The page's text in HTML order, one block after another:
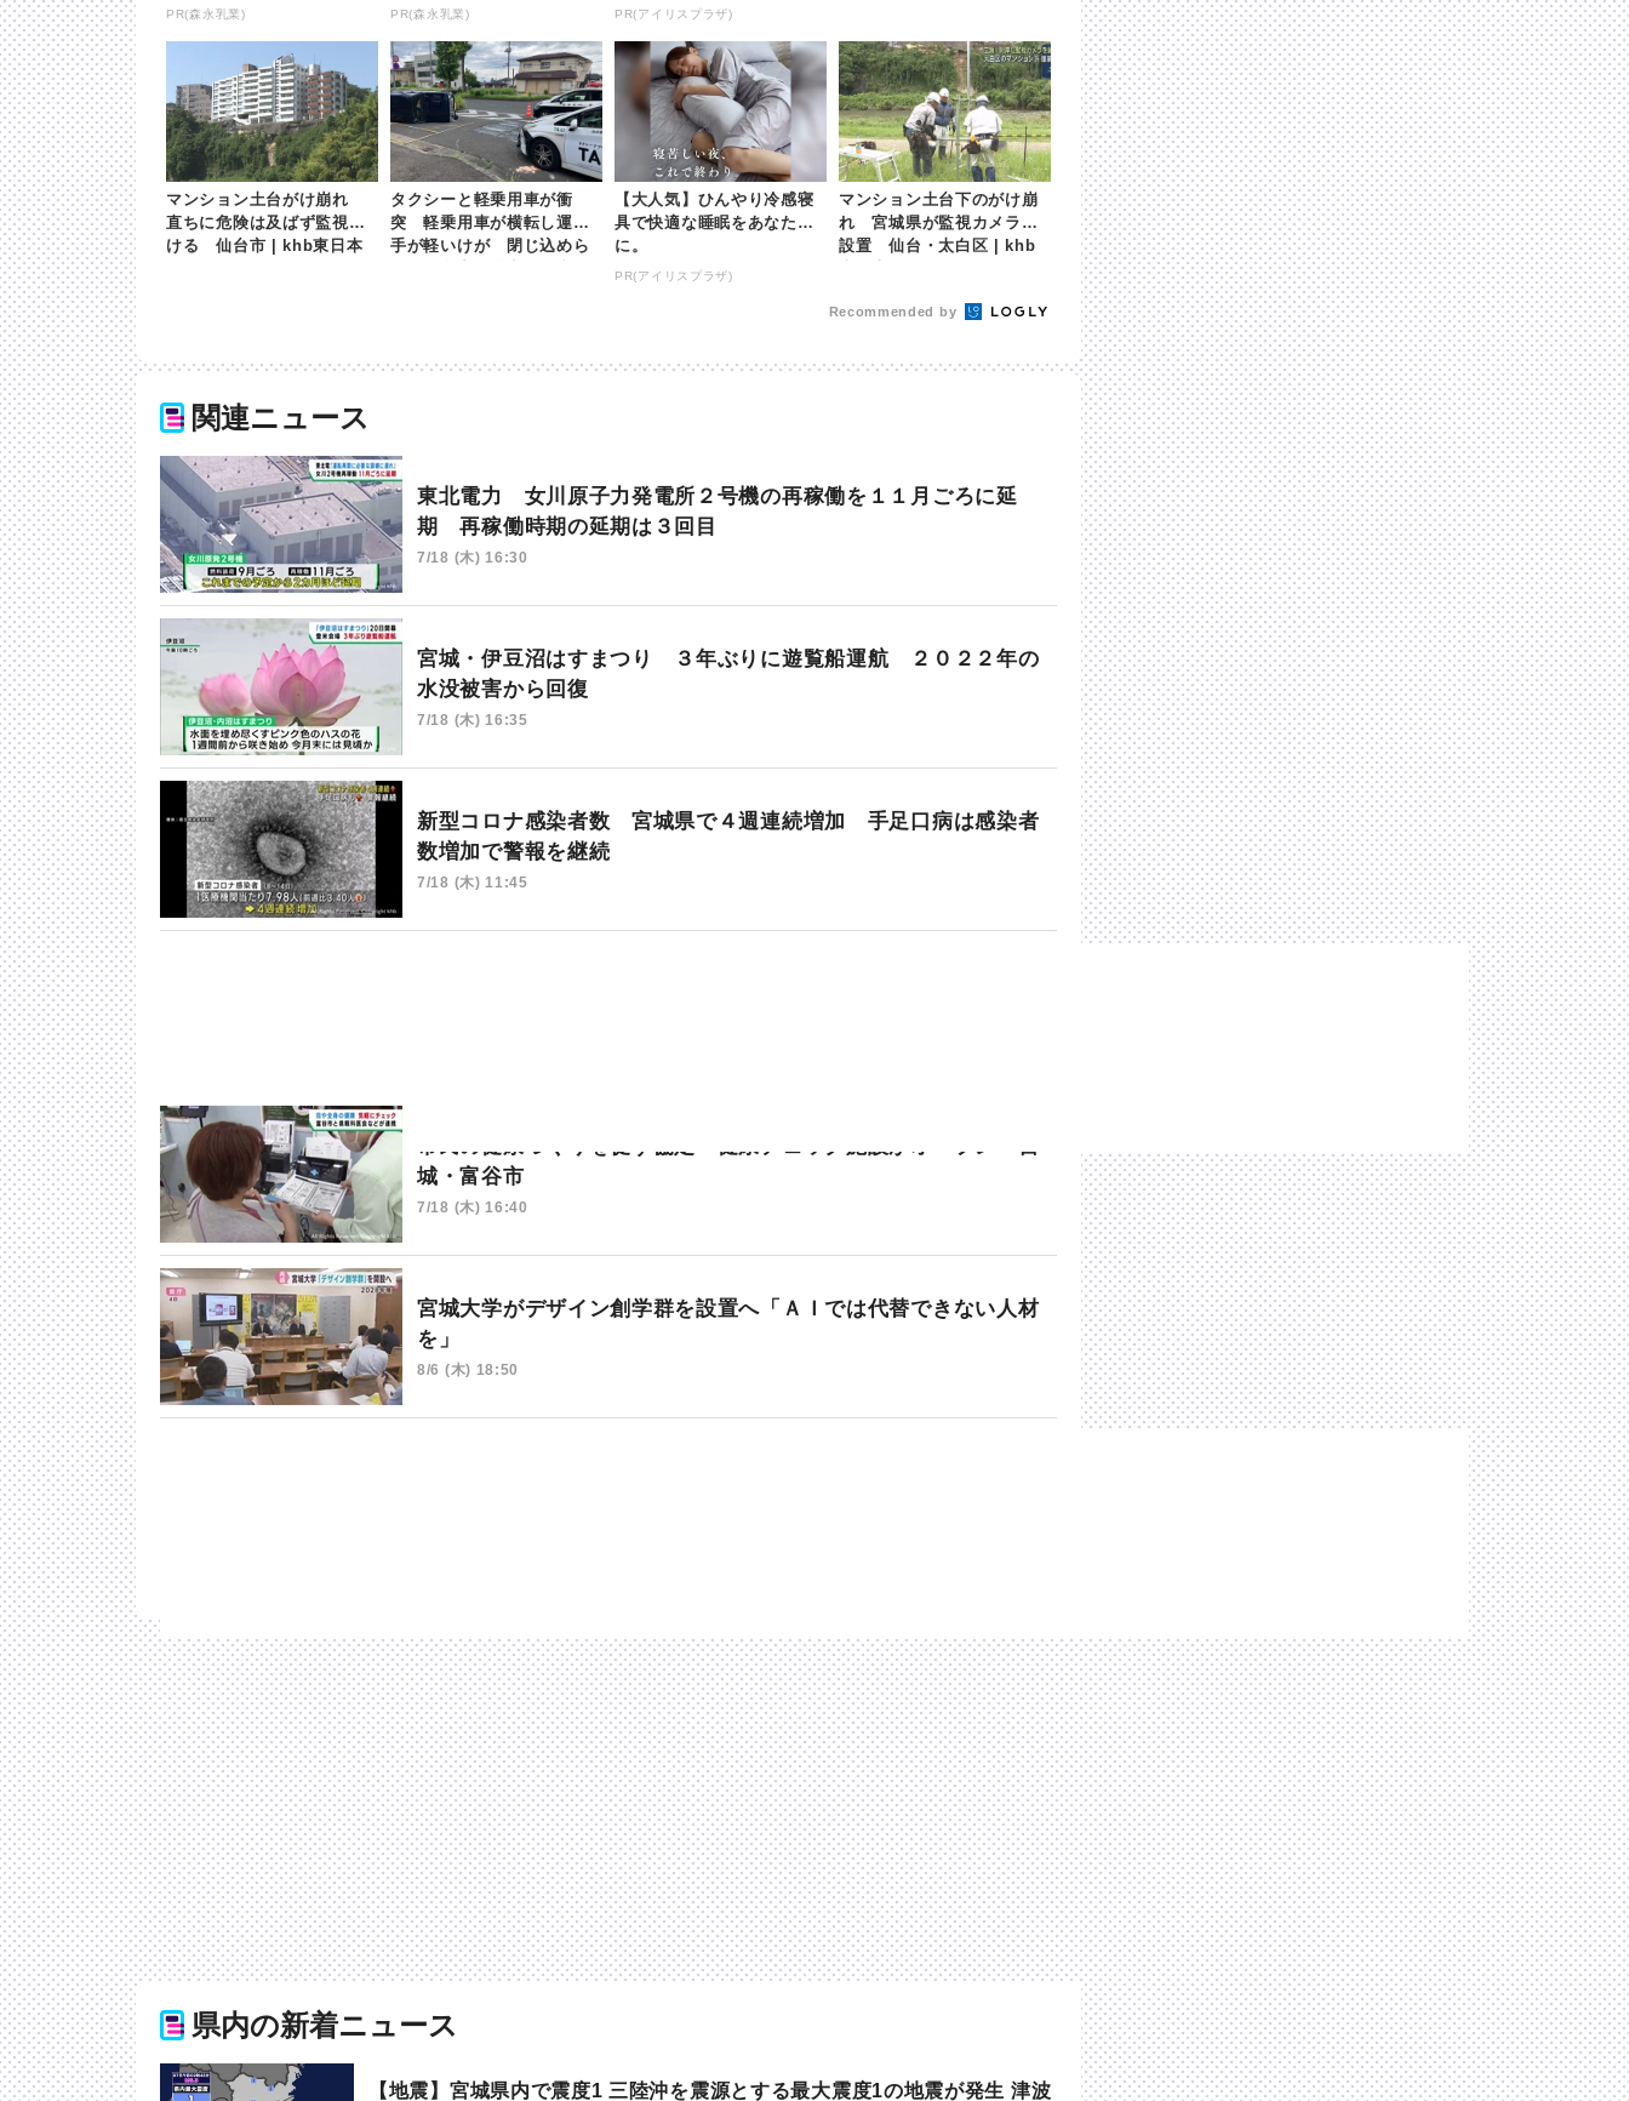
PR(森永乳業) PR(森永乳業) PR(アイリスプラザ)
マンション土台がけ崩れ
直ちに危険は及ばず監視続
ける 仙台市 | khb東日本
タクシーと軽乗用車が衝
突 軽乗用車が横転し運転
手が軽いけが 閉じ込めら
【大人気】ひんやり冷感寝
具で快適な睡眠をあなた
に。
PR(アイリスプラザ)
マンション土台下のがけ崩
れ 宮城県が監視カメラを
設置 仙台・太白区 | khb
Recommended by
関連ニュース
東北電力 女川原子力発電所２号機の再稼働を１１月ごろに延
期 再稼働時期の延期は３回目
7/18 (木) 16:30
宮城・伊豆沼はすまつり ３年ぶりに遊覧船運航 ２０２２年の
水没被害から回復
7/18 (木) 16:35
新型コロナ感染者数 宮城県で４週連続増加 手足口病は感染者
数増加で警報を継続
7/18 (木) 11:45
市民の健康づくりを促す協定 健康チェック施設がオープン 宮
城・富谷市
7/18 (木) 16:40
宮城大学がデザイン創学群を設置へ「ＡＩでは代替できない人材
を」
8/6 (木) 18:50
県内の新着ニュース
【地震】宮城県内で震度1 三陸沖を震源とする最大震度1の地震が発生 津波